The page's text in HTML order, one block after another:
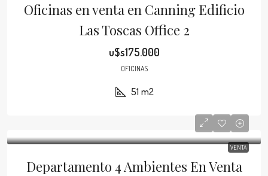
Oficinas en venta en Canning Edificio
Las Toscas Office 2
u$s175.000
OFICINAS
51 m2
VENTA
Departamento 4 Ambientes En Venta